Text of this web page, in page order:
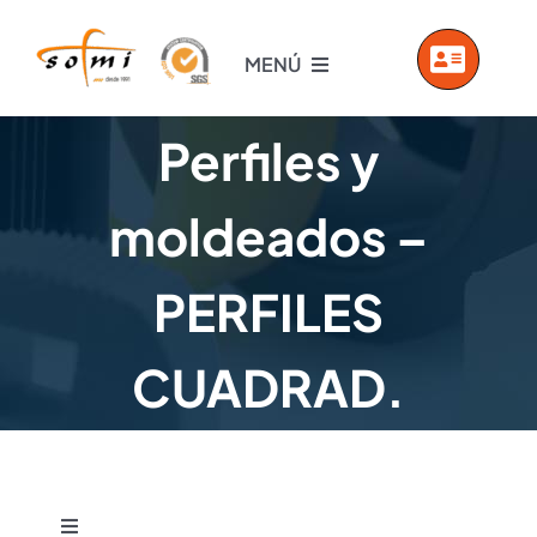
contenido
MENÚ
Perfiles y
moldeados –
PERFILES
CUADRAD.